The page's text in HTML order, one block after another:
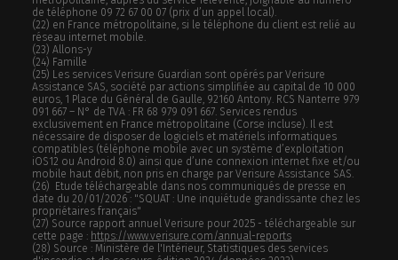
de téléphone 09 72 67 00 07 (prix d’un appel local).
(22) en France métropolitaine, si le téléphone du client est relié au
réseau internet mobile.
(23) Allons-y
(24) Famille
(25) Les services Verisure Guardian sont opérés par Verisure
Assistance SAS, société par actions simplifiée au capital de 10 000
euros, 1 Place du Général de Gaulle, 92160 Antony. RCS Nanterre 979
091 667 – N° de TVA : FR 68 979 091 667. Services rendus
exclusivement en France métropolitaine (Corse incluse). Il est
nécessaire de disposer de logiciels et matériels informatiques
compatibles (téléphone mobile avec un système d’exploitation
iOS12 ou Android 8.0) ainsi que d’une connexion internet fixe et/ou
mobile haut débit, non pris en charge par Verisure Assistance SAS.
(26) Etude téléchargeable dans nos communiqués de presse en
date du 20/01/2026 : "SQUAT : Une inquiétude grandissante chez les
propriétaires français"
(27) Source rapport annuel Verisure pour 2025 - téléchargeable sur
cette page : https://www.verisure.com/annual-reports
(28) Source : Ministère de l'Intérieur, Statistiques des services